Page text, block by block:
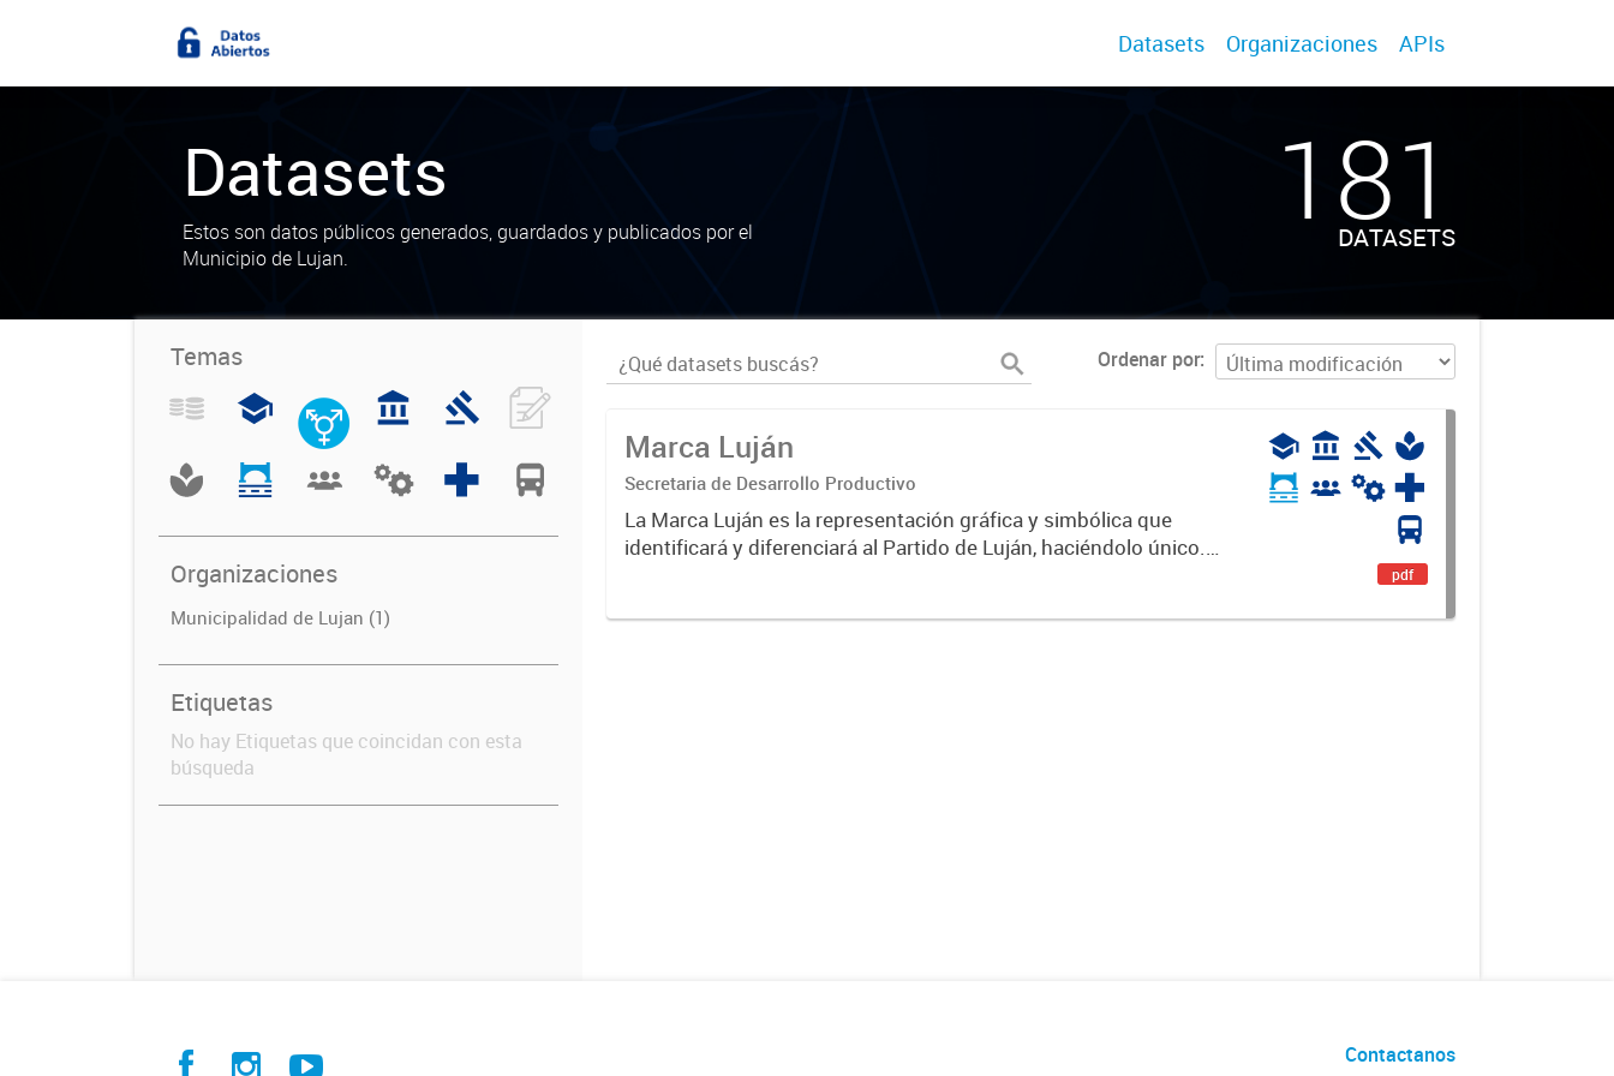
Datasets Organizaciones APIs
Datasets
Estos son datos públicos generados, guardados y publicados por el
Municipio de Lujan.
181
DATASETS
Temas
Organizaciones
Municipalidad de Lujan (1)
Etiquetas
No hay Etiquetas que coincidan con esta
búsqueda
Ordenar por
Marca Luján
Secretaria de Desarrollo Productivo
La Marca Luján es la representación gráfica y simbólica que
identificará y diferenciará al Partido de Luján, haciéndolo único.
pdf
Contactanos